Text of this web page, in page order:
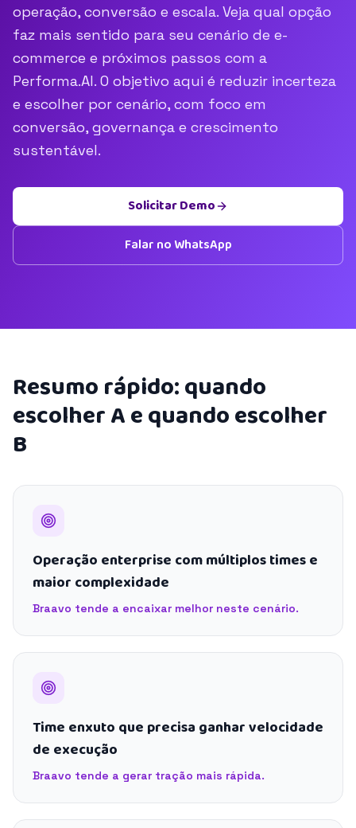
operação, conversão e escala. Veja qual opção
faz mais sentido para seu cenário de e-
commerce e próximos passos com a
Performa.AI. O objetivo aqui é reduzir incerteza
e escolher por cenário, com foco em
conversão, governança e crescimento
sustentável.
Solicitar Demo
Falar no WhatsApp
Resumo rápido: quando
escolher A e quando escolher
B
Operação enterprise com múltiplos times e
maior complexidade
Braavo tende a encaixar melhor neste cenário.
Time enxuto que precisa ganhar velocidade
de execução
Braavo tende a gerar tração mais rápida.